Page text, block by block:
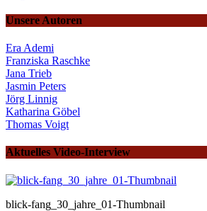
Unsere Autoren
Era Ademi
Franziska Raschke
Jana Trieb
Jasmin Peters
Jörg Linnig
Katharina Göbel
Thomas Voigt
Aktuelles Video-Interview
blick-fang_30_jahre_01-Thumbnail